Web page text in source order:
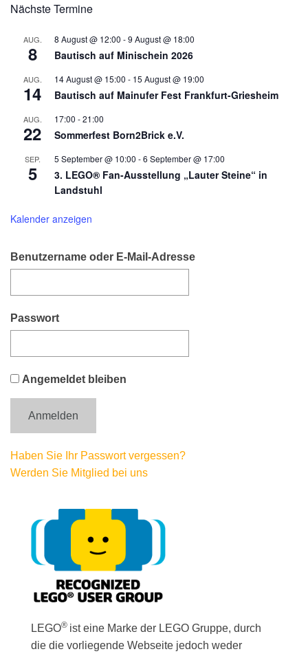
Nächste Termine
AUG.
8
8 August @ 12:00 -9 August @ 18:00
Bautisch auf Minischein 2026
AUG.
14
14 August @ 15:00 - 15 August @ 19:00
Bautisch auf Mainufer Fest Frankfurt-Griesheim
AUG.
22
17:00 -21:00
Sommerfest Born2Brick e.V.
SEP.
5
5 September @ 10:00 -6 September @ 17:00
3. LEGO® Fan-Ausstellung „Lauter Steine“ in
Landstuhl
Kalender anzeigen
Benutzername oder E-Mail-Adresse
Passwort
Angemeldet bleiben
Haben Sie Ihr Passwort vergessen?
Werden Sie Mitglied bei uns
LEGO® ist eine Marke der LEGO Gruppe, durch
die die vorliegende Webseite jedoch weder